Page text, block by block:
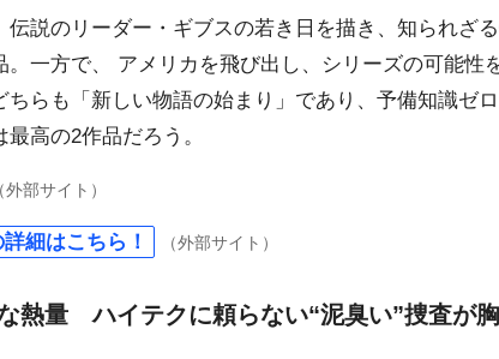
説のリーダー・ギブスの若き日を描き、知られざ
。一方で、 アメリカを飛び出し、シリーズの可能性
ちらも「新しい物語の始まり」であり、予備知識ゼ
高の2作品だろう。
（外部サイト）
細はこちら！ （外部サイト）
熱量 ハイテクに頼らない“泥臭い”捜査が